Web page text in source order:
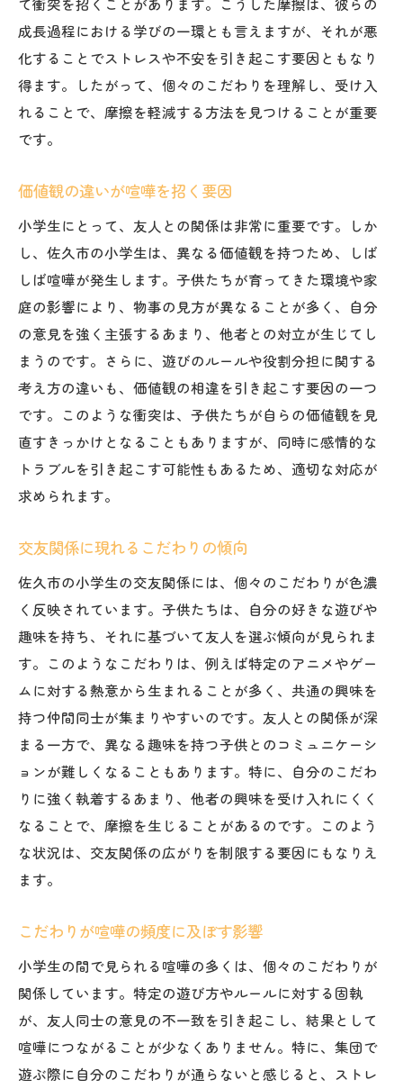
成長過程における学びの一環とも言えますが、それが悪
化することでストレスや不安を引き起こす要因ともなり
得ます。したがって、個々のこだわりを理解し、受け入
れることで、摩擦を軽減する方法を見つけることが重要
です。
価値観の違いが喧嘩を招く要因
小学生にとって、友人との関係は非常に重要です。しか
し、佐久市の小学生は、異なる価値観を持つため、しば
しば喧嘩が発生します。子供たちが育ってきた環境や家
庭の影響により、物事の見方が異なることが多く、自分
の意見を強く主張するあまり、他者との対立が生じてし
まうのです。さらに、遊びのルールや役割分担に関する
考え方の違いも、価値観の相違を引き起こす要因の一つ
です。このような衝突は、子供たちが自らの価値観を見
直すきっかけとなることもありますが、同時に感情的な
トラブルを引き起こす可能性もあるため、適切な対応が
求められます。
交友関係に現れるこだわりの傾向
佐久市の小学生の交友関係には、個々のこだわりが色濃
く反映されています。子供たちは、自分の好きな遊びや
趣味を持ち、それに基づいて友人を選ぶ傾向が見られま
す。このようなこだわりは、例えば特定のアニメやゲー
ムに対する熱意から生まれることが多く、共通の興味を
持つ仲間同士が集まりやすいのです。友人との関係が深
まる一方で、異なる趣味を持つ子供とのコミュニケーシ
ョンが難しくなることもあります。特に、自分のこだわ
りに強く執着するあまり、他者の興味を受け入れにくく
なることで、摩擦を生じることがあるのです。このよう
な状況は、交友関係の広がりを制限する要因にもなりえ
ます。
こだわりが喧嘩の頻度に及ぼす影響
小学生の間で見られる喧嘩の多くは、個々のこだわりが
関係しています。特定の遊び方やルールに対する固執
が、友人同士の意見の不一致を引き起こし、結果として
喧嘩につながることが少なくありません。特に、集団で
遊ぶ際に自分のこだわりが通らないと感じると、ストレ